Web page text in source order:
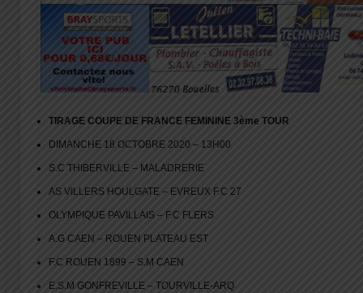
TIRAGE COUPE DE FRANCE FEMININE 3ème TOUR
DIMANCHE 18 OCTOBRE 2020 – 13H00
S.C THIBERVILLE – MALADRERIE
AS VILLERS HOULGATE – EVREUX F.C 27
OLYMPIQUE PAVILLAIS – F.C FLERS
A.G CAEN – ROUEN PLATEAU EST
F.C ROUEN 1899 – S.M CAEN
E.S.M GONFREVILLE – TOURVILLE-ARQ